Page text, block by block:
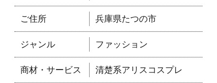
ご住所 兵庫県たつの市
ジャンル ファッション
商材・サービス 清楚系アリスコスプレ